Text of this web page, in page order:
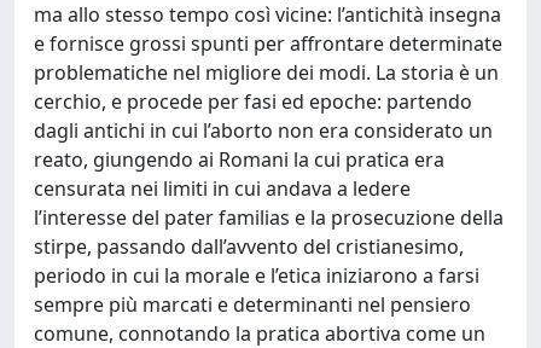
ma allo stesso tempo così vicine: l’antichità insegna
e fornisce grossi spunti per affrontare determinate
problematiche nel migliore dei modi. La storia è un
cerchio, e procede per fasi ed epoche: partendo
dagli antichi in cui l’aborto non era considerato un
reato, giungendo ai Romani la cui pratica era
censurata nei limiti in cui andava a ledere
l’interesse del pater familias e la prosecuzione della
stirpe, passando dall’avvento del cristianesimo,
periodo in cui la morale e l’etica iniziarono a farsi
sempre più marcati e determinanti nel pensiero
comune, connotando la pratica abortiva come un